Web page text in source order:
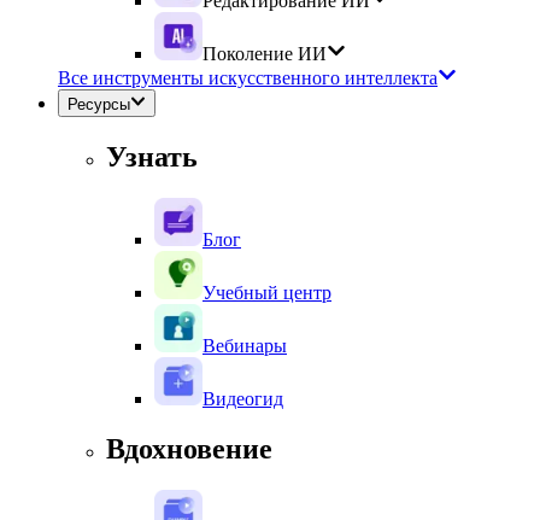
Поколение ИИ
Все инструменты искусственного интеллекта
Ресурсы
Узнать
Блог
Учебный центр
Вебинары
Видеогид
Вдохновение